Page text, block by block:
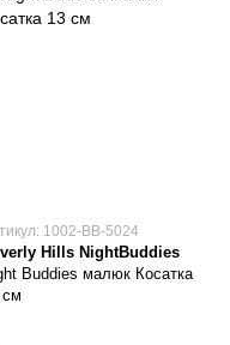
1002-BB-5024
Hills NightBuddies
Buddies малюк Косатка
см